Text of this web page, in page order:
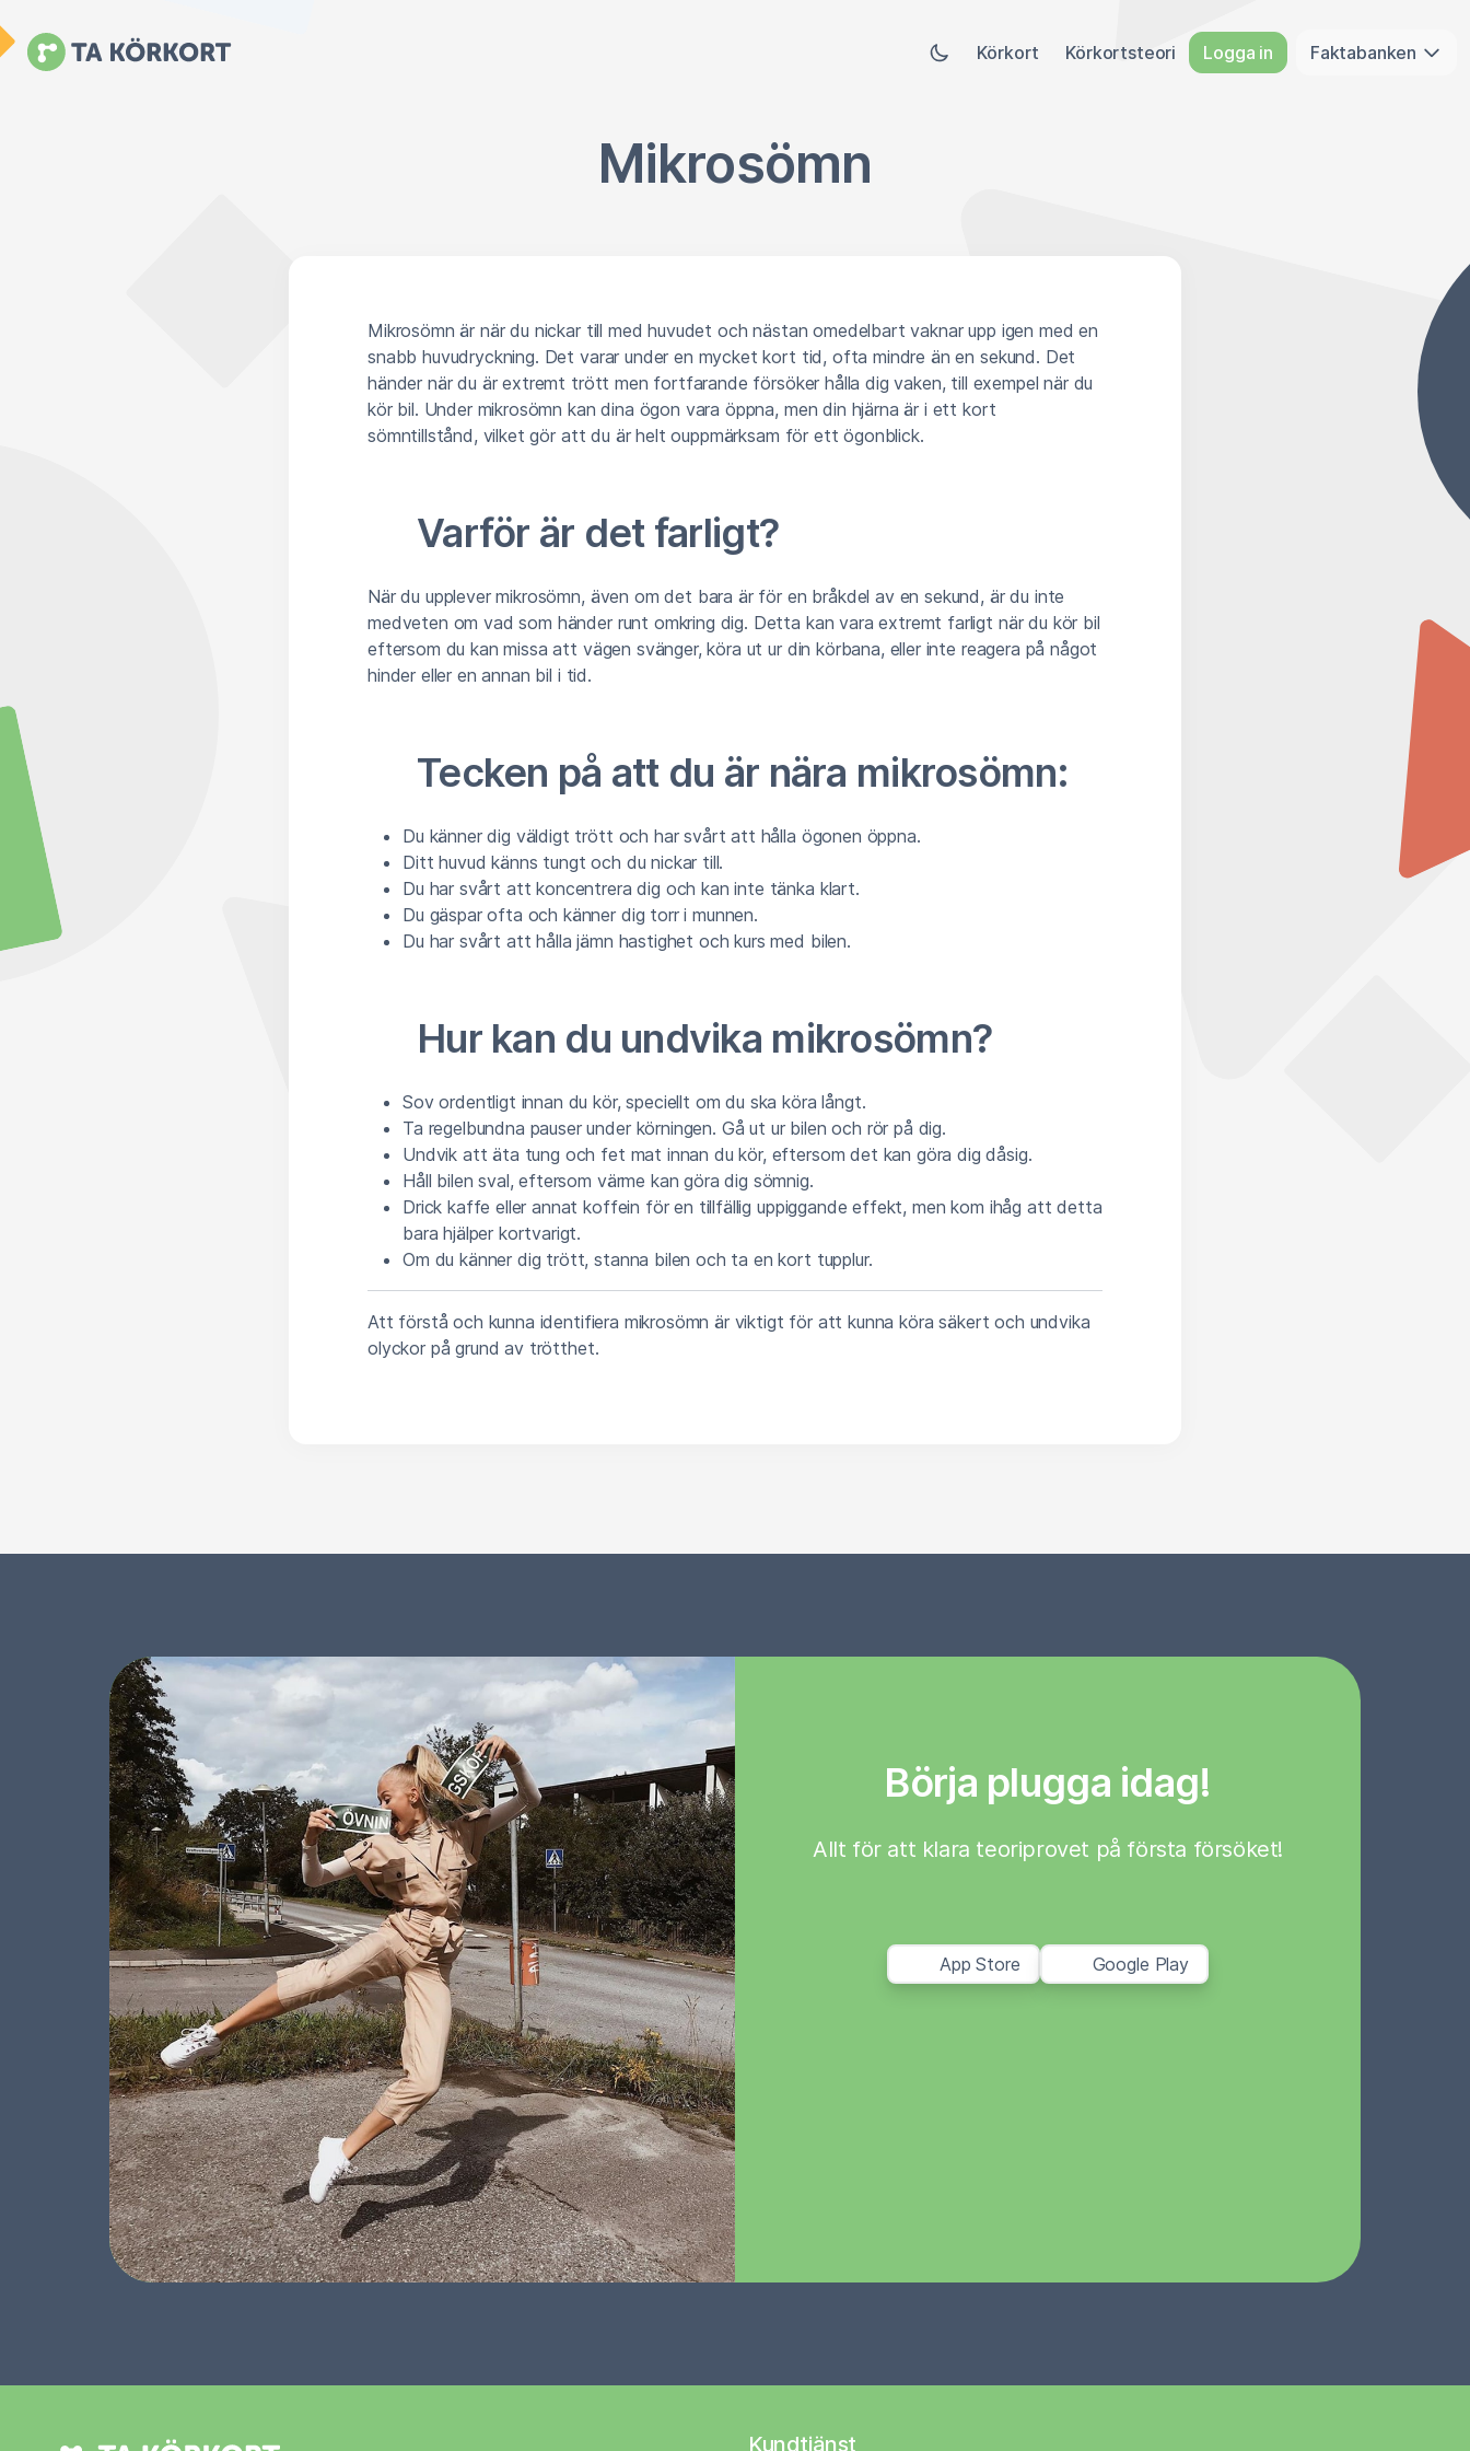
Körkort Körkortsteori Logga in Faktabanken
Mikrosömn
Mikrosömn är när du nickar till med huvudet och nästan omedelbart vaknar upp igen med en
snabb huvudryckning. Det varar under en mycket kort tid, ofta mindre än en sekund. Det
händer när du är extremt trött men fortfarande försöker hålla dig vaken, till exempel när du
kör bil. Under mikrosömn kan dina ögon vara öppna, men din hjärna är i ett kort
sömntillstånd, vilket gör att du är helt ouppmärksam för ett ögonblick.
Varför är det farligt?
När du upplever mikrosömn, även om det bara är för en bråkdel av en sekund, är du inte
medveten om vad som händer runt omkring dig. Detta kan vara extremt farligt när du kör bil
eftersom du kan missa att vägen svänger, köra ut ur din körbana, eller inte reagera på något
hinder eller en annan bil i tid.
Tecken på att du är nära mikrosömn:
Du känner dig väldigt trött och har svårt att hålla ögonen öppna.
Ditt huvud känns tungt och du nickar till.
Du har svårt att koncentrera dig och kan inte tänka klart.
Du gäspar ofta och känner dig torr i munnen.
Du har svårt att hålla jämn hastighet och kurs med bilen.
Hur kan du undvika mikrosömn?
Sov ordentligt innan du kör, speciellt om du ska köra långt.
Ta regelbundna pauser under körningen. Gå ut ur bilen och rör på dig.
Undvik att äta tung och fet mat innan du kör, eftersom det kan göra dig dåsig.
Håll bilen sval, eftersom värme kan göra dig sömnig.
Drick kaffe eller annat koffein för en tillfällig uppiggande effekt, men kom ihåg att detta
bara hjälper kortvarigt.
Om du känner dig trött, stanna bilen och ta en kort tupplur.
Att förstå och kunna identifiera mikrosömn är viktigt för att kunna köra säkert och undvika
olyckor på grund av trötthet.
Börja plugga idag!
Allt för att klara teoriprovet på första försöket!
App Store Google Play
Kundtjänst